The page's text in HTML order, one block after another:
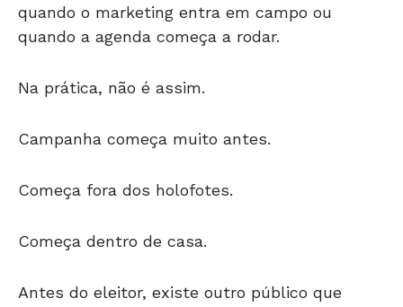
quando o marketing entra em campo ou
quando a agenda começa a rodar.
Na prática, não é assim.
Campanha começa muito antes.
Começa fora dos holofotes.
Começa dentro de casa.
Antes do eleitor, existe outro público que